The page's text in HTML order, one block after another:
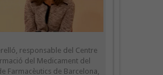
responsable del Centre
del Medicament del
Farmacèutics de Barcelona,